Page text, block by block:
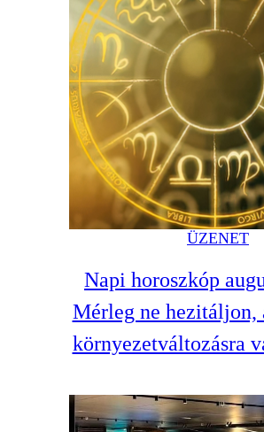
ÜZENET
Napi horoszkóp
Mérleg ne hezitáljon,
környezetváltozásra